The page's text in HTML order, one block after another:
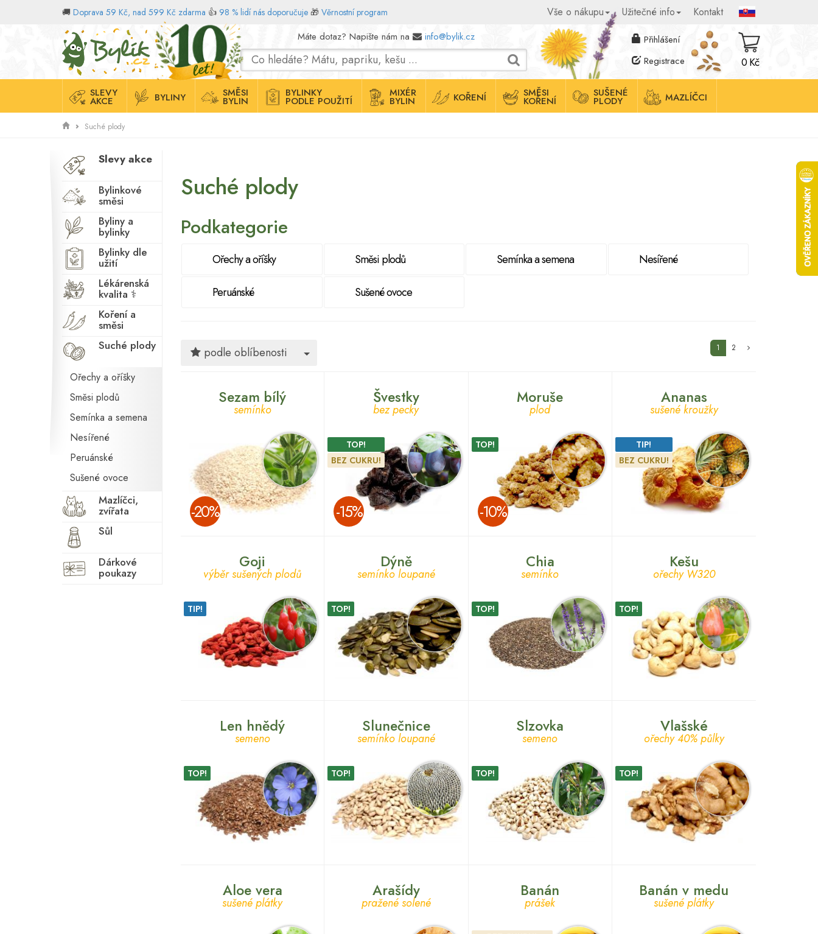
🚚 Doprava 59 Kč, nad 599 Kč zdarma 👍 98 % lidí nás doporučuje 🎁 Věrnostní program Vše o nákupu Užitečné info Kontakt
Domů Máte dotaz? Napište nám na info@bylik.cz
Přihlášení
Registrace
0 Kč
SLEVY
AKCE BYLINY SMĚSI
BYLIN
BYLINKY
PODLE POUŽITÍ
MIXÉR
BYLIN KOŘENÍ SMĚSI
KOŘENÍ
SUŠENÉ
PLODY MAZLÍČCI
Suché plody
Slevy akce
Bylinkové
směsi
Byliny a
bylinky
Bylinky dle
užití
Lékárenská
kvalita ⚕
Koření a
směsi
Suché plody
Ořechy a oříšky
Směsi plodů
Semínka a semena
Nesířené
Peruánské
Sušené ovoce
Mazlíčci,
zvířata
Sůl
Dárkové
poukazy
Suché plody
Podkategorie
Ořechy a oříšky Směsi plodů Semínka a semena Nesířené
Peruánské Sušené ovoce
podle oblíbenosti Toggle Dropdown 1 (current)
2
Sezam bílý
semínko
­-20%
Švestky
bez pecky
TOP!
BEZ CUKRU!
­-15%
Moruše
plod
TOP!
­-10%
Ananas
sušené kroužky
TIP!
BEZ CUKRU!
Goji
výběr sušených plodů
TIP!
Dýně
semínko loupané
TOP!
Chia
semínko
TOP!
Kešu
ořechy W320
TOP!
Len hnědý
semeno
TOP!
Slunečnice
semínko loupané
TOP!
Slzovka
semeno
TOP!
Vlašské
ořechy 40% půlky
TOP!
Aloe vera
sušené plátky
Arašídy
pražené solené
Banán
prášek
Banán v medu
sušené plátky